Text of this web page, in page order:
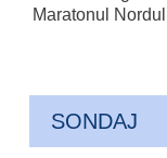
Maratonul
SONDAJ